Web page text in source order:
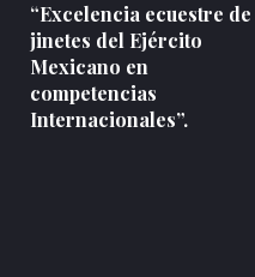
“Excelencia ecuestre de
jinetes del Ejército
Mexicano en
competencias
Internacionales”.